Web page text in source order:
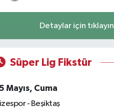
Detaylar için tıklayın
Süper Lig Fikstür
Mayıs, Cuma
- Beşiktaş